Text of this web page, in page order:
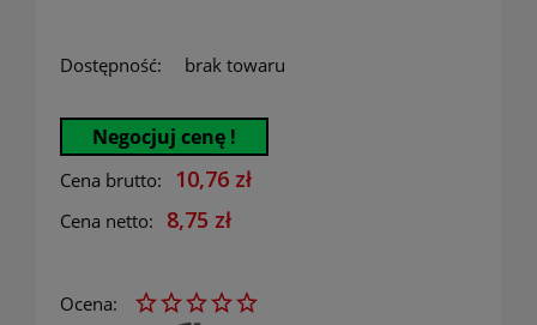
Dostępność: brak towaru
Negocjuj cenę !
Cena brutto: 10,76 zł
Cena netto: 8,75 zł
Ocena: